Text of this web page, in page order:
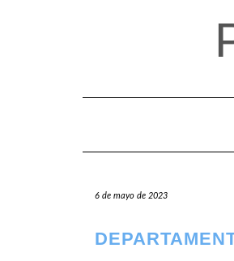
6 de mayo de 2023